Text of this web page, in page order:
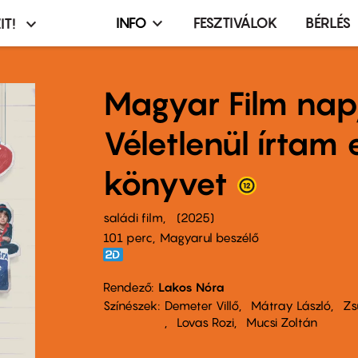
Infó,
terembérlés
menü
INFO FESZTIVÁLOK BÉRLÉS
Magyar Film
Véletlenül írtam
könyvet
saládi film
2025
101 perc,
Magyarul beszélő
Rendező Lakos Nóra
Színészek
Demeter Villő Mátray László
Lovas Rozi
Mucsi Zoltán